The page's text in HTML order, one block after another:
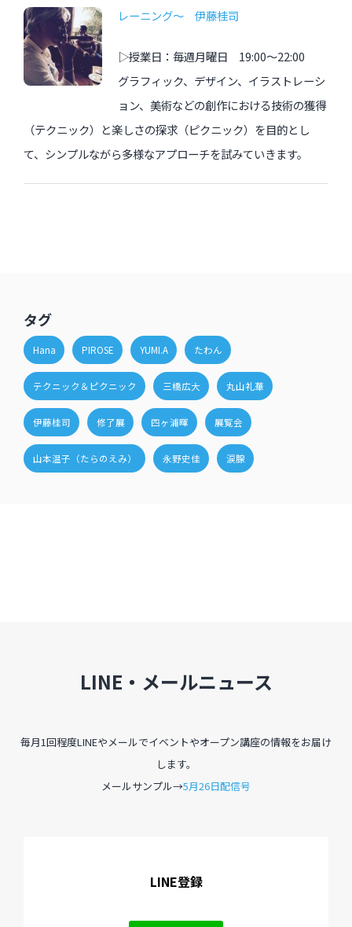
レーニング〜 伊藤桂司
▷授業日：毎週月曜日 19:00〜22:00
グラフィック、デザイン、イラストレーシ
ョン、美術などの創作における技術の獲得
（テクニック）と楽しさの探求（ピクニック）を目的とし
て、シンプルながら多様なアプローチを試みていきます。
タグ
Hana PIROSE YUMI.A たわん
テクニック＆ピクニック 三橋広大 丸山礼華
伊藤桂司 修了展 四ヶ浦暉 展覧会
山本温子（たらのえみ） 永野史佳 涙腺
LINE・メールニュース
毎月1回程度LINEやメールでイベントやオープン講座の情報をお届け
します。
メールサンプル→5月26日配信号
LINE登録